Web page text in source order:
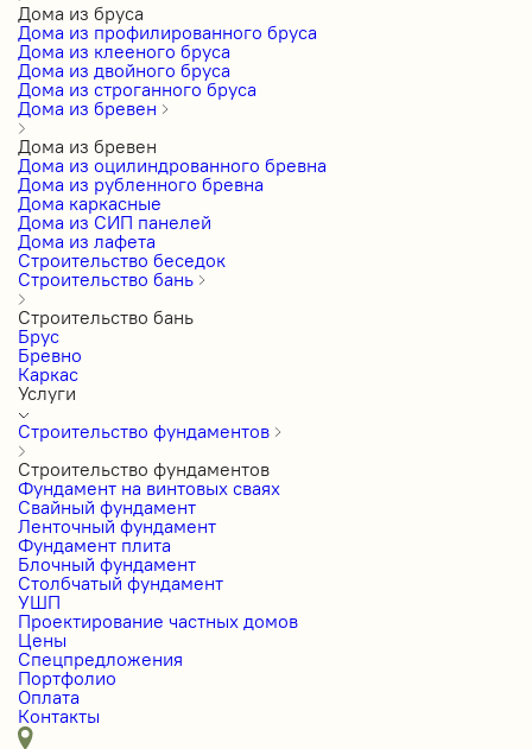
Дома из бруса
Дома из профилированного бруса
Дома из клееного бруса
Дома из двойного бруса
Дома из строганного бруса
Дома из бревен
Дома из бревен
Дома из оцилиндрованного бревна
Дома из рубленного бревна
Дома каркасные
Дома из СИП панелей
Дома из лафета
Строительство беседок
Строительство бань
Строительство бань
Брус
Бревно
Каркас
Услуги
Строительство фундаментов
Строительство фундаментов
Фундамент на винтовых сваях
Свайный фундамент
Ленточный фундамент
Фундамент плита
Блочный фундамент
Столбчатый фундамент
УШП
Проектирование частных домов
Цены
Спецпредложения
Портфолио
Оплата
Контакты